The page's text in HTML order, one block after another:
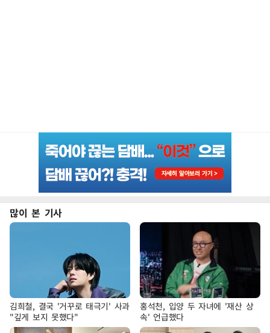
많이 본 기사
김희철, 결국 '거꾸로 태극기' 사과
"깊게 보지 못했다"
홍석천, 입양 두 자녀에 '재산 상
속' 언급했다